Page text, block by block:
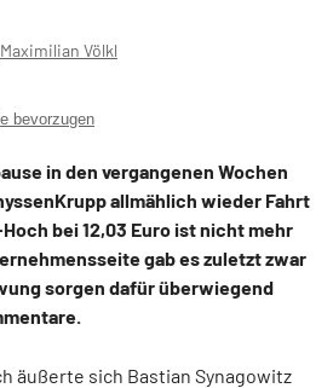
Maximilian Völkl
bevorzugen
in den vergangenen Wochen
allmählich wieder Fahrt
bei 12,03 Euro ist nicht mehr
gab es zuletzt zwar
sorgen dafür überwiegend
äußerte sich Bastian Synagowitz